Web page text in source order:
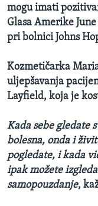
mogu imati
Glasa Amerike
pri bolnici Johns
Kozmetičarka
uljepšavanja
Layfield, koja je
Kada sebe gledate
bolesna, onda i
pogledate, i kada
ipak možete
samopouzdanje,